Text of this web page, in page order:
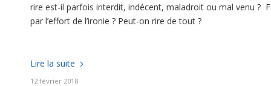
rire est-il parfois interdit, indécent, maladroit ou mal venu ?
par l’effort de l’ironie ? Peut-on rire de tout ?
Lire la suite
12 février 2018